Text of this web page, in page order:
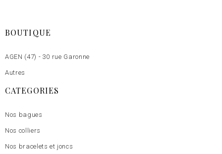
BOUTIQUE
AGEN (47) - 30 rue Garonne
Autres
CATEGORIES
Nos bagues
Nos colliers
Nos bracelets et joncs